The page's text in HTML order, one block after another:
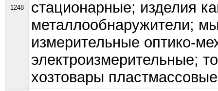
1248
стационарные; изделия
металлообнаружители;
измерительные оптико-
электроизмерительные;
хозтовары